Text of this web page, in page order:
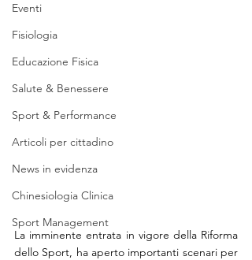
Eventi
Fisiologia
Educazione Fisica
Salute & Benessere
Sport & Performance
Articoli per cittadino
News in evidenza
Chinesiologia Clinica
Sport Management
La imminente entrata in vigore della Riforma
dello Sport, ha aperto importanti scenari per